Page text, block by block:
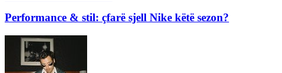
Performance & stil: çfarë sjell Nike këtë sezon?